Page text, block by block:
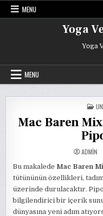
Skip
MENU
Yoga
Yoga
MENU
IN
Mac Baren
ADMIN
Bu makalede Mac Baren
tütününün özellikleri,
üzerinde durulacaktır.
bilgilendirici bir içerik
dünyasına yeni adım